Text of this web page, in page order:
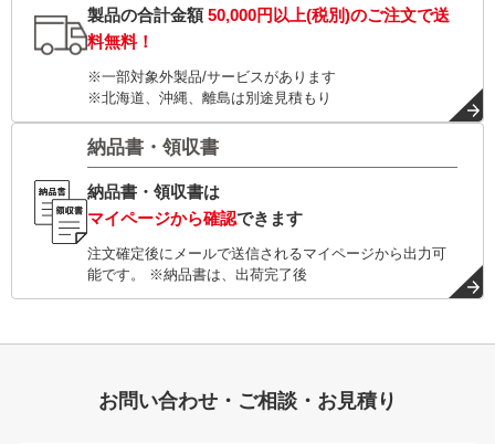
製品の合計金額50,000円以上(税別)のご注文で送
料無料！
※一部対象外製品/サービスがあります
※北海道、沖縄、離島は別途見積もり
納品書・領収書
納品書・領収書は
マイページから確認できます
注文確定後にメールで送信されるマイページから出力可
能です。 ※納品書は、出荷完了後
お問い合わせ・ご相談・お見積り